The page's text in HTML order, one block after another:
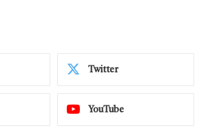
Twitter
YouTube